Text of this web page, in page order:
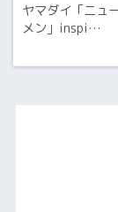
ヤマダイ「ニュ
メン」inspi…